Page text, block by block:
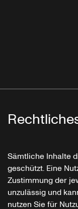
Sämtliche Inhalte
geschützt. Eine
Zustimmung der
unzulässig und
nutzen Sie für